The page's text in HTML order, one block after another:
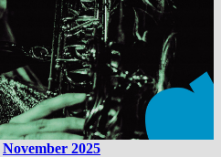
November 2025